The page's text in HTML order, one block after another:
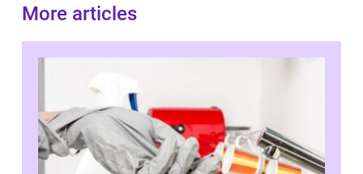
More articles